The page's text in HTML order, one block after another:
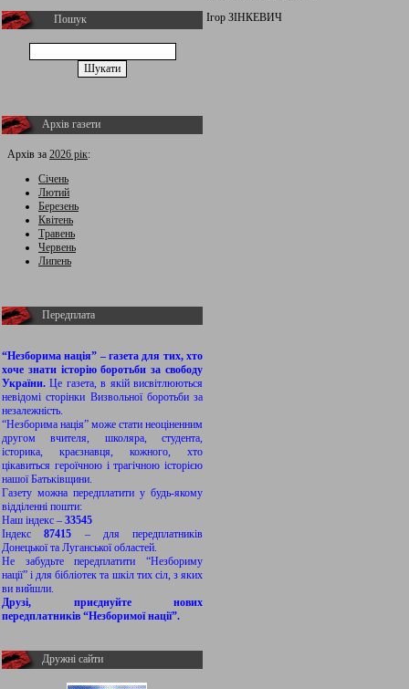
Пошук
Архів газети
Архів за 2026 рік:
Січень
Лютий
Березень
Квітень
Травень
Червень
Липень
Передплата
“Незборима нація” – газета для тих, хто
хоче знати історію боротьби за свободу
України.Це газета, в якій висвітлюються
невідомі сторінки Визвольної боротьби за
незалежність.
“Незборима нація” може стати неоціненним
другом вчителя, школяра, студента,
історика, краєзнавця, кожного, хто
цікавиться героїчною і трагічною історією
нашої Батьківщини.
Газету можна передплатити у будь-якому
відділенні пошти:
Наш індекс – 33545
Індекс87415 – для передплатників
Донецької та Луганської областей.
Не забудьте передплатити “Незбориму
нації” і для бібліотек та шкіл тих сіл, з яких
ви вийшли.
Друзі, приєднуйте нових
передплатників “Незборимої нації”.
Дружні сайти
Ігор ЗІНКЕВИЧ